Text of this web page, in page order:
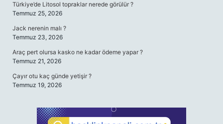
Türkiye’de Litosol topraklar nerede görülür ?
Temmuz 25, 2026
Jack nerenin malı ?
Temmuz 23, 2026
Araç pert olursa kasko ne kadar ödeme yapar ?
Temmuz 21, 2026
Çayır otu kaç günde yetişir ?
Temmuz 19, 2026